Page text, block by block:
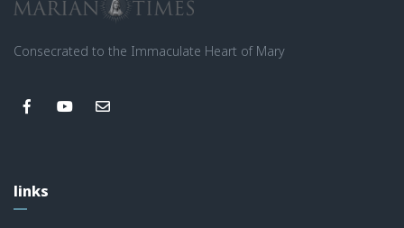
Consecrated to the Immaculate Heart of Mary
links